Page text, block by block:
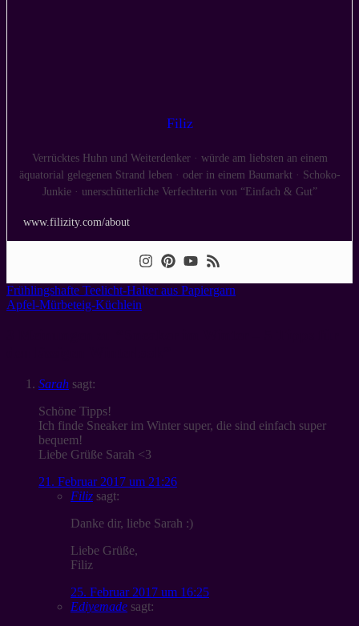
Filiz
Verrücktes Huhn und Weiterdenker · würde am liebsten an einem
äquatorial gelegenen Strand leben · oder in einem Baumarkt · Schoko-
Junkie · unerschütterliche Verfechterin von “Einfach & Gut”
www.filizity.com/about
Frühlingshafte Teelicht-Halter aus Papiergarn
Apfel-Mürbeteig-Küchlein
Sarah sagt:
Schöne Tipps!
Ich finde Sneaker im Winter super, die sind einfach super
bequem!
Liebe Grüße Sarah <3
21. Februar 2017 um 21:26
Filiz sagt:
Danke dir, liebe Sarah :)
Liebe Grüße,
Filiz
25. Februar 2017 um 16:25
Ediyemade sagt: